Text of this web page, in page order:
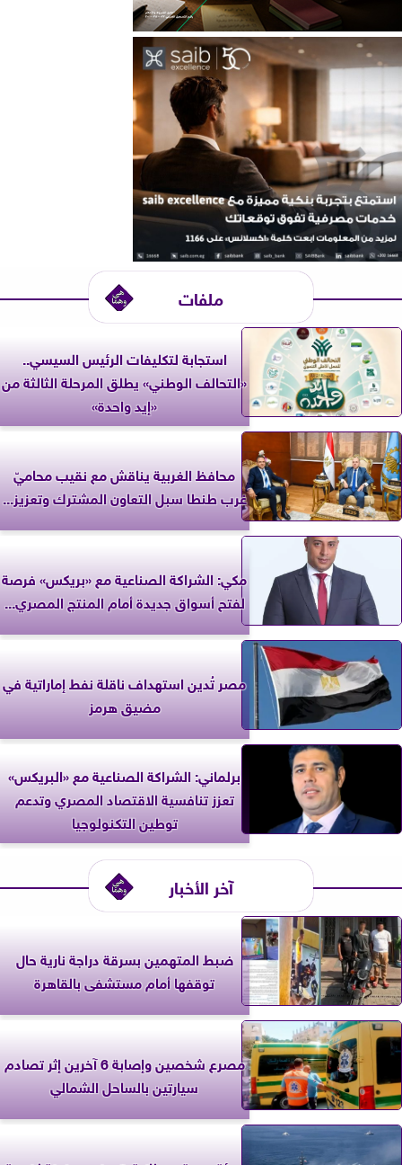
ملفات
استجابة لتكليفات الرئيس السيسي..
«التحالف الوطني» يطلق المرحلة الثالثة من
«إيد واحدة»
محافظ الغربية يناقش مع نقيب محاميّ
غرب طنطا سبل التعاون المشترك وتعزيز...
مكي: الشراكة الصناعية مع «بريكس» فرصة
لفتح أسواق جديدة أمام المنتج المصري...
مصر تُدين استهداف ناقلة نفط إماراتية في
مضيق هرمز
برلماني: الشراكة الصناعية مع «البريكس»
تعزز تنافسية الاقتصاد المصري وتدعم
توطين التكنولوجيا
آخر الأخبار
ضبط المتهمين بسرقة دراجة نارية حال
توقفها أمام مستشفى بالقاهرة
مصرع شخصين وإصابة 6 آخرين إثر تصادم
سيارتين بالساحل الشمالي